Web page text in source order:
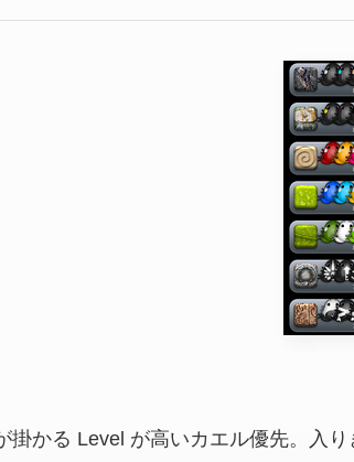
かる Level が高いカエル優先。入り